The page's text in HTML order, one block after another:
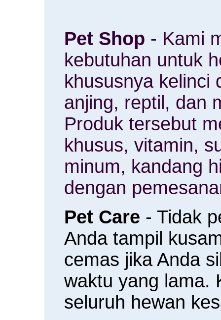
Pet Shop - Kami
kebutuhan untuk
khususnya kelinci
anjing, reptil, dan
Produk tersebut
khusus, vitamin,
minum, kandang
dengan
Pet Care - Tidak
Anda tampil
cemas jika Anda
waktu yang lama.
seluruh hewan